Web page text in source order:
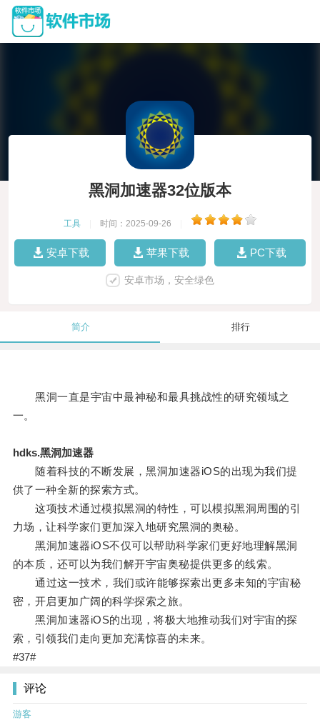
黑洞加速器32位版本
工具 时间：2025-09-26
安卓下载 苹果下载 PC下载
安卓市场，安全绿色
简介 排行
黑洞一直是宇宙中最神秘和最具挑战性的研究领域之
一。
hdks.黑洞加速器
随着科技的不断发展，黑洞加速器iOS的出现为我们提
供了一种全新的探索方式。
这项技术通过模拟黑洞的特性，可以模拟黑洞周围的引
力场，让科学家们更加深入地研究黑洞的奥秘。
黑洞加速器iOS不仅可以帮助科学家们更好地理解黑洞
的本质，还可以为我们解开宇宙奥秘提供更多的线索。
通过这一技术，我们或许能够探索出更多未知的宇宙秘
密，开启更加广阔的科学探索之旅。
黑洞加速器iOS的出现，将极大地推动我们对宇宙的探
索，引领我们走向更加充满惊喜的未来。
#37#
评论
游客